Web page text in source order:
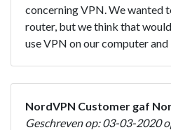
concerning VPN. We wanted
router, but we think that
use VPN on our computer and
NordVPN Customer gaf
Geschreven op: 03-03-2020